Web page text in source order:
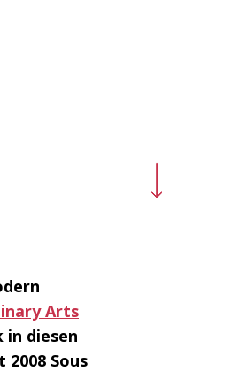
Arts
in diesen
Sous